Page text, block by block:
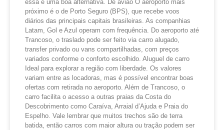
essa é uma boa alternativa. De avião O aeroporto mais
próximo é o de Porto Seguro (BPS), que recebe voos
diários das principais capitais brasileiras. As companhias
Latam, Gol e Azul operam com frequência. Do aeroporto até
Trancoso, o traslado pode ser feito via carro alugado,
transfer privado ou vans compartilhadas, com preços
variados conforme o conforto escolhido. Aluguel de carro
Ideal para explorar a região com liberdade. Os valores
variam entre as locadoras, mas é possível encontrar boas
ofertas com retirada no aeroporto. Além de Trancoso, o
carro facilita o acesso a outras praias da Costa do
Descobrimento como Caraíva, Arraial d’Ajuda e Praia do
Espelho. Vale lembrar que muitos trechos são de terra
batida, então carros com maior altura ou tração podem ser